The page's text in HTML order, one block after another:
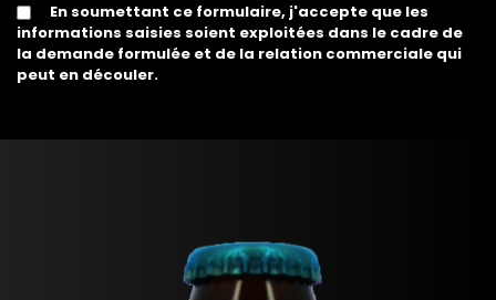
En soumettant ce formulaire, j'accepte que les
informations saisies soient exploitées dans le cadre de
la demande formulée et de la relation commerciale qui
peut en découler.